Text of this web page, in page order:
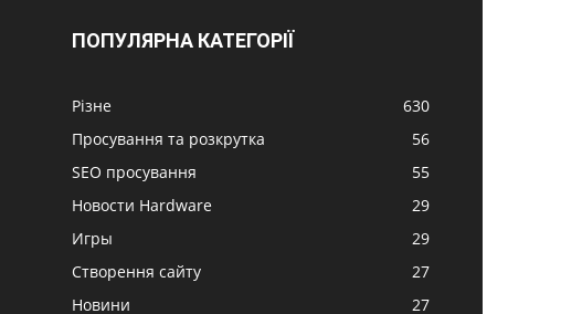
ПОПУЛЯРНА КАТЕГОРІЇ
Різне
630
Просування та розкрутка
56
SEO просування
55
Новости Hardware
29
Игры
29
Створення сайту
27
Новини
27